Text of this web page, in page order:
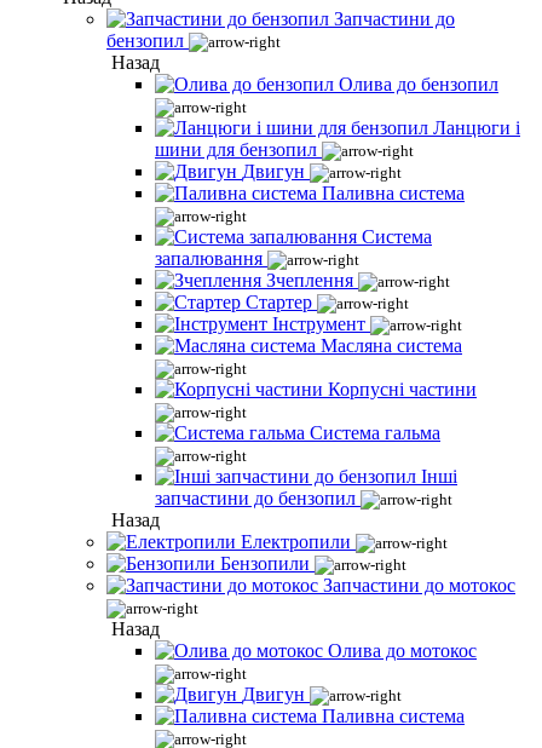
Запчастини до
бензопил
Назад
Олива до бензопил
Ланцюги і
шини для бензопил
Двигун
Паливна система
Система
запалювання
Зчеплення
Стартер
Інструмент
Масляна система
Корпусні частини
Система гальма
Інші
запчастини до бензопил
Назад
Електропили
Бензопили
Запчастини до мотокос
Назад
Олива до мотокос
Двигун
Паливна система